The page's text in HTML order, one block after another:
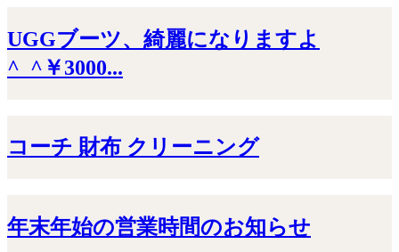
UGGブーツ、綺麗になりますよ
^_^￥3000...
コーチ 財布 クリーニング
年末年始の営業時間のお知らせ